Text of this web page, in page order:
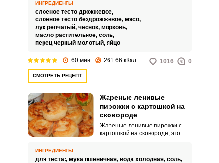
золотистой корочки, а внутри
содержит начинку из мяса. Это
классическое и популярное
блюдо, которое можно встретить
в различных кухнях, включая
русскую, восточноевропейскую и
ИНГРЕДИЕНТЫ
слоеное тесто дрожжевое,
слоеное тесто бездрожжевое, мясо,
лук репчатый, чеснок, морковь,
масло растительное, соль,
перец черный молотый, яйцо
60 мин 261.66 кКал 1016 0
СМОТРЕТЬ РЕЦЕПТ
Жареные ленивые
пирожки с картошкой на
сковороде
Жареные ленивые пирожки с
картошкой на сковороде, это
ИНГРЕДИЕНТЫ
для теста:, мука пшеничная, вода холодная, соль,